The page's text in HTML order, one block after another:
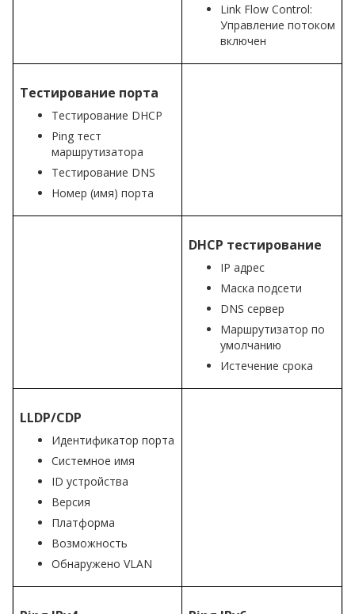
Link Flow Control:
Управление потоком
включен
Тестирование порта
Тестирование DHCP
Ping тест
маршрутизатора
Тестирование DNS
Номер (имя) порта
DHCP тестирование
IP адрес
Маска подсети
DNS сервер
Маршрутизатор по
умолчанию
Истечение срока
LLDP/CDP
Идентификатор порта
Системное имя
ID устройства
Версия
Платформа
Возможность
Обнаружено VLAN